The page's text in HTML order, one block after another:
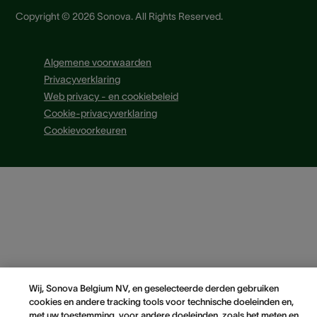
Copyright © 2026 Sonova. All Rights Reserved.
Algemene voorwaarden
Privacyverklaring
Web privacy - en cookiebeleid
Cookie-privacyverklaring
Cookievoorkeuren
Wij, Sonova Belgium NV, en geselecteerde derden gebruiken
cookies en andere tracking tools voor technische doeleinden en,